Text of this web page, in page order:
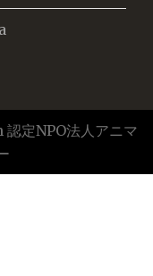
定NPO法人アニマ